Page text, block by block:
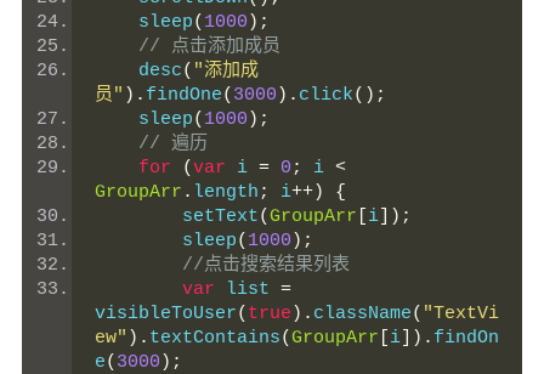
    sleep
( 1000 );
// 点击添加成员
    desc
( "添加成
员" ). findOne( 3000 ). click();
    sleep
( 1000 );
// 遍历
for
(var i = 0 ; i <
GroupArr . length ; i++)
{
        setText
(GroupArr i ]);
        sleep
( 1000 );
//点击搜索结果列表
var list =
visibleToUser( true ). className( "TextVi
ew" ). textContains(GroupArr i ]). findOn
e( 3000 );